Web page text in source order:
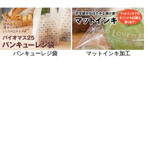
パンキューレジ袋 マットインキ加工